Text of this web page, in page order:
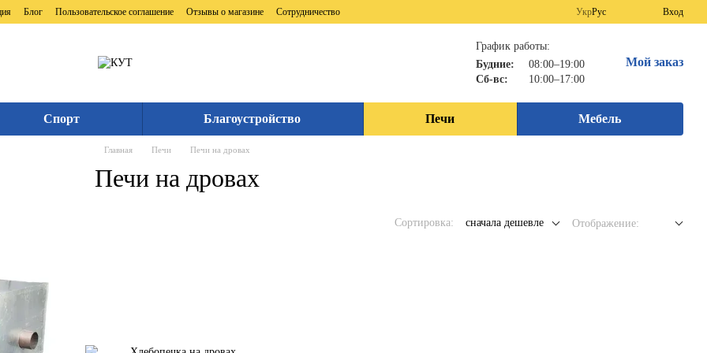
Блог Пользовательское соглашение Отзывы о магазине Сотрудничество УкрРус Вход
График работы:
Будние:
08:00–19:00
Сб-вс:
10:00–17:00
Мой заказ
Спорт Благоустройство Печи Мебель
Главная Печи Печи на дровах
Печи на дровах
Сортировка: сначала дешевле Отображение: